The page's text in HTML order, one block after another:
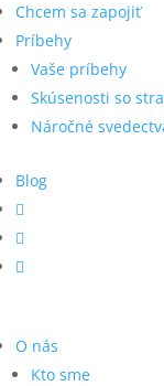
Chcem sa zapojiť
Príbehy
Vaše príbehy
Skúsenosti so
Náročné
Blog
O nás
Kto sme